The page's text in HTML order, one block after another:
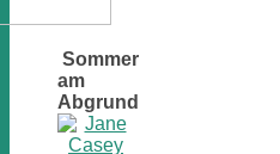
Sommer
am
Abgrund